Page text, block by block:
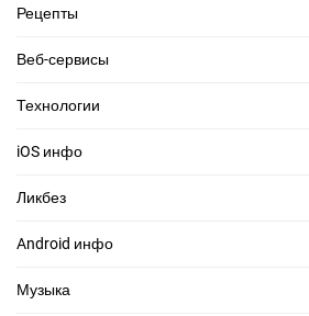
Рецепты
Веб-сервисы
Технологии
iOS инфо
Ликбез
Android инфо
Музыка